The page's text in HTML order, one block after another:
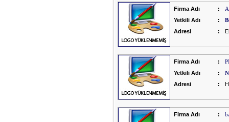
Firma Adı :
Yetkili Adı
:
Adresi
:
Firma Adı :
Yetkili Adı
:
Adresi
:
Firma Adı :